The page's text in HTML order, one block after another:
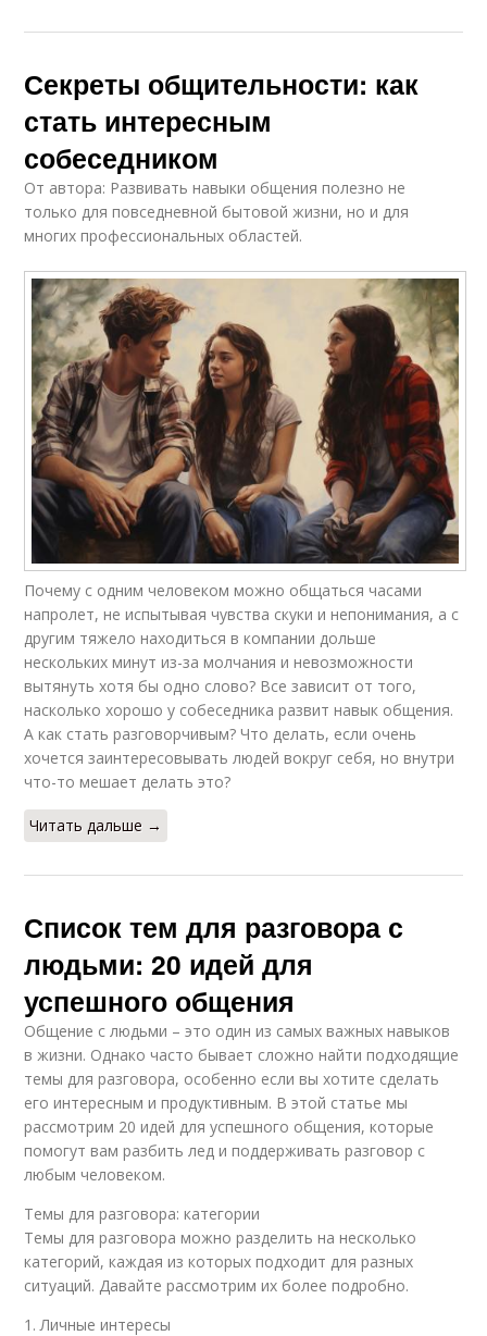
Секреты общительности: как
стать интересным
собеседником
От автора: Развивать навыки общения полезно не
только для повседневной бытовой жизни, но и для
многих профессиональных областей.
Почему с одним человеком можно общаться часами
напролет, не испытывая чувства скуки и непонимания, а с
другим тяжело находиться в компании дольше
нескольких минут из-за молчания и невозможности
вытянуть хотя бы одно слово? Все зависит от того,
насколько хорошо у собеседника развит навык общения.
А как стать разговорчивым? Что делать, если очень
хочется заинтересовывать людей вокруг себя, но внутри
что-то мешает делать это?
Читать дальше →
Список тем для разговора с
людьми: 20 идей для
успешного общения
Общение с людьми – это один из самых важных навыков
в жизни. Однако часто бывает сложно найти подходящие
темы для разговора, особенно если вы хотите сделать
его интересным и продуктивным. В этой статье мы
рассмотрим 20 идей для успешного общения, которые
помогут вам разбить лед и поддерживать разговор с
любым человеком.
Темы для разговора: категории
Темы для разговора можно разделить на несколько
категорий, каждая из которых подходит для разных
ситуаций. Давайте рассмотрим их более подробно.
1. Личные интересы